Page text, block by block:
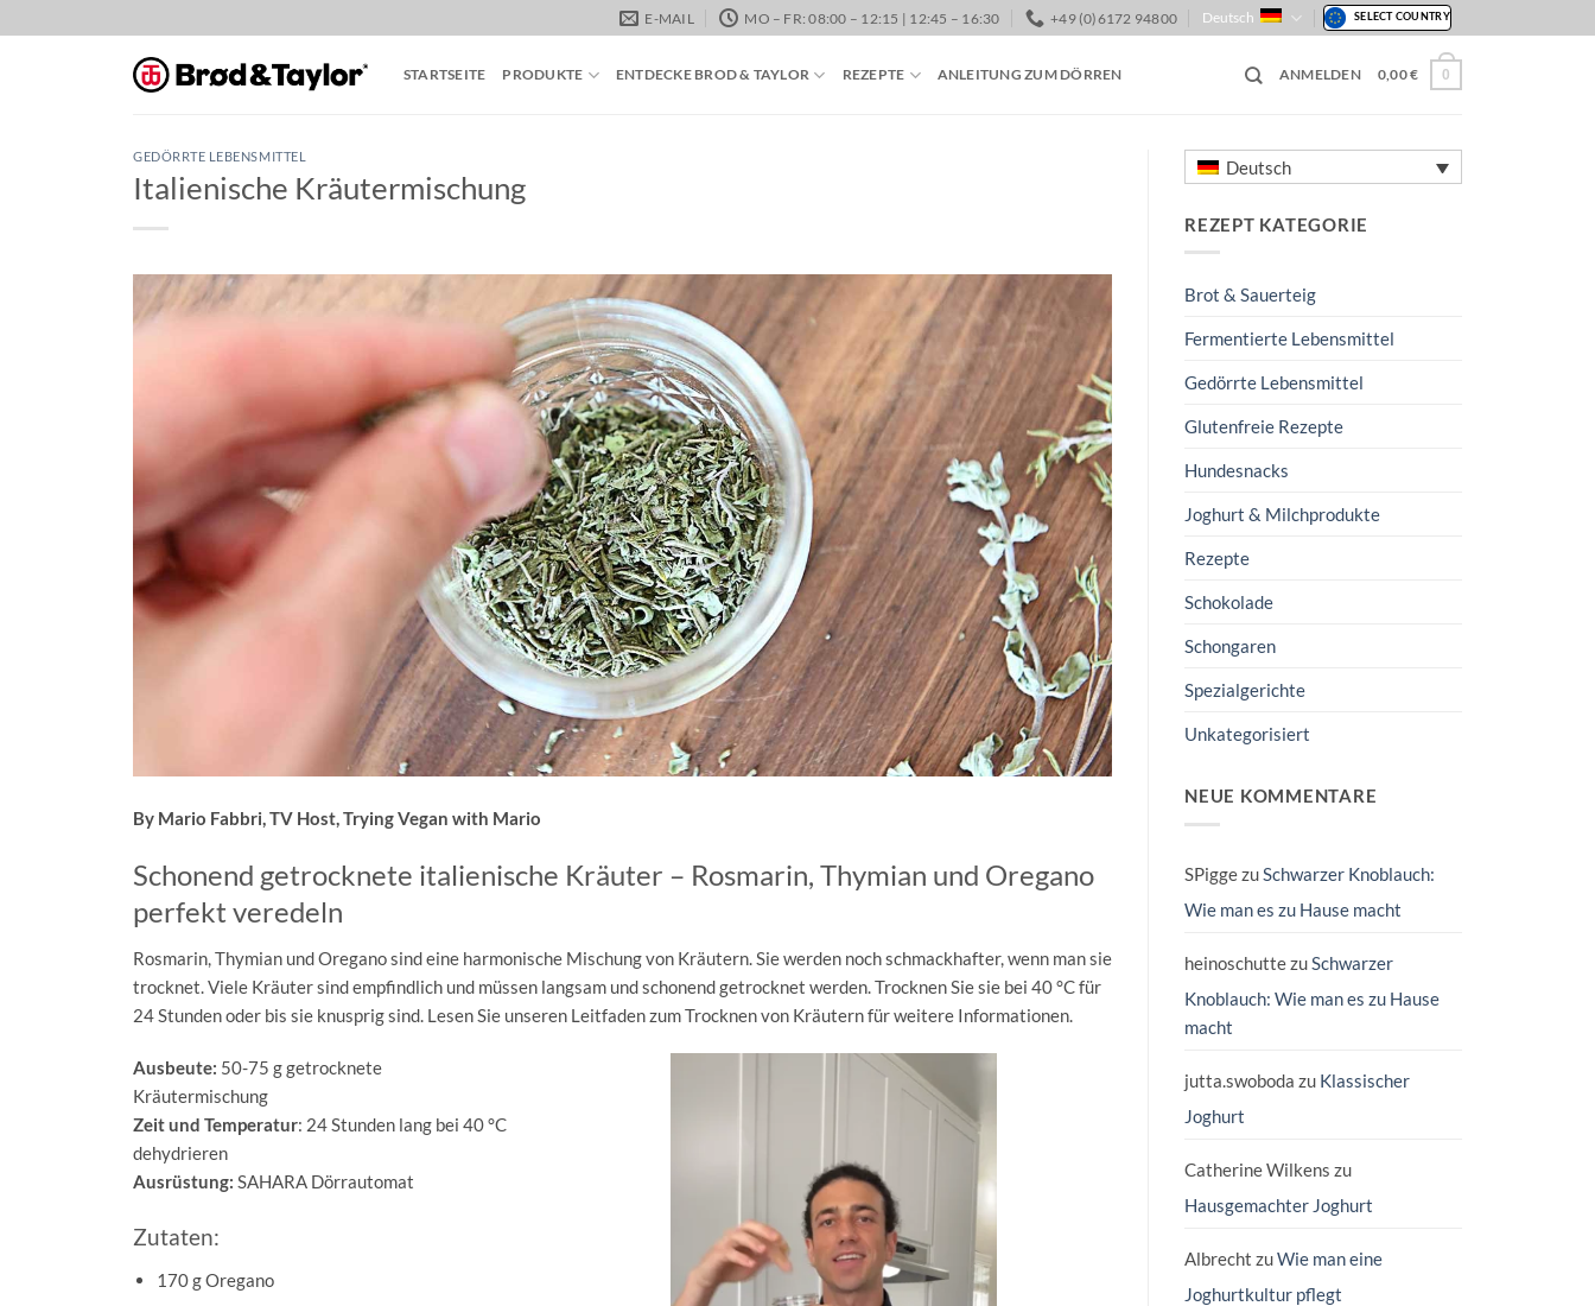
Inhalt
E-MAIL MO – FR: 08:00 – 12:15 | 12:45 – 16:30 +49 (0)6172 94800 Deutsch SELECT COUNTRY
STARTSEITE PRODUKTE ENTDECKE BROD & TAYLOR REZEPTE ANLEITUNG ZUM DÖRREN ANMELDEN 0,00€ 0
GEDÖRRTE LEBENSMITTEL
Italienische Kräutermischung
By Mario Fabbri, TV Host, Trying Vegan with Mario
Schonend getrocknete italienische Kräuter – Rosmarin, Thymian und Oregano
perfekt veredeln
Rosmarin, Thymian und Oregano sind eine harmonische Mischung von Kräutern. Sie werden noch schmackhafter, wenn man sie
trocknet. Viele Kräuter sind empfindlich und müssen langsam und schonend getrocknet werden. Trocknen Sie sie bei 40 °C für
24 Stunden oder bis sie knusprig sind. Lesen Sie unseren Leitfaden zum Trocknen von Kräutern für weitere Informationen.
Ausbeute: 50-75 g getrocknete
Kräutermischung
Zeit und Temperatur: 24 Stunden lang bei 40 °C
dehydrieren
Ausrüstung: SAHARA Dörrautomat
Zutaten:
170 g Oregano
Deutsch
REZEPT KATEGORIE
Brot & Sauerteig
Fermentierte Lebensmittel
Gedörrte Lebensmittel
Glutenfreie Rezepte
Hundesnacks
Joghurt & Milchprodukte
Rezepte
Schokolade
Schongaren
Spezialgerichte
Unkategorisiert
NEUE KOMMENTARE
SPiggezuSchwarzer Knoblauch:
Wie man es zu Hause macht
heinoschuttezuSchwarzer
Knoblauch: Wie man es zu Hause
macht
jutta.swoboda zu Klassischer
Joghurt
Catherine Wilkens zu
Hausgemachter Joghurt
Albrecht zuWie man eine
Joghurtkultur pflegt